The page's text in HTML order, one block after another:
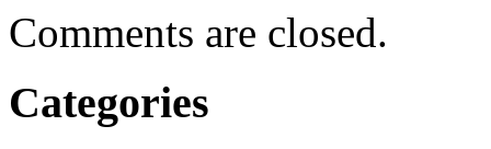
Comments are closed.
Categories